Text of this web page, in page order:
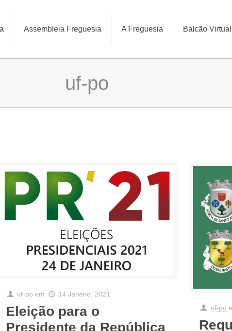
Assembleia Freguesia A Freguesia Balcão Virtual
uf-po
uf-po em 14 Janeiro, 2021
Eleição para o
Presidente da República
uf-po